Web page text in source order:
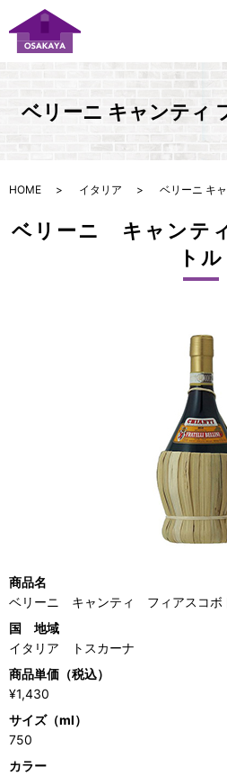
ベリーニ キャンティ
HOME イタリア ベリーニ キ
ベリーニ キャンテ
トル
商品名
ベリーニ キャンティ フィアスコボ
国 地域
イタリア トスカーナ
商品単価（税込）
¥1,430
サイズ（ml）
750
カラー